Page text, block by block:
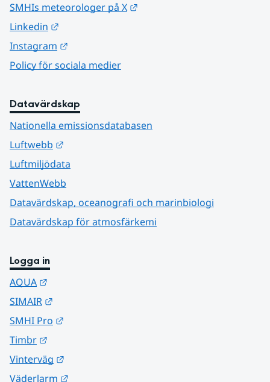
SMHIs meteorologer på X
Linkedin
Instagram
Policy för sociala medier
Datavärdskap
Nationella emissionsdatabasen
Luftwebb
Luftmiljödata
VattenWebb
Datavärdskap, oceanografi och marinbiologi
Datavärdskap för atmosfärkemi
Logga in
AQUA
SIMAIR
SMHI Pro
Timbr
Vinterväg
Väderlarm